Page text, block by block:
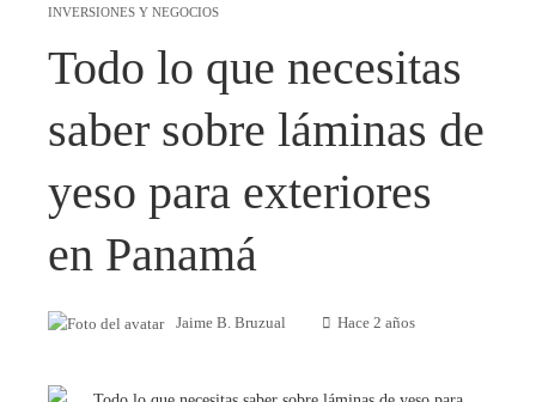
INVERSIONES Y NEGOCIOS
Todo lo que necesitas
saber sobre láminas de
yeso para exteriores
en Panamá
Jaime B. Bruzual Hace 2 años